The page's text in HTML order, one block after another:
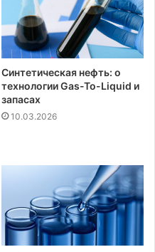
Синтетическая нефть: о
технологии Gas-To-Liquid и
запасах
10.03.2026